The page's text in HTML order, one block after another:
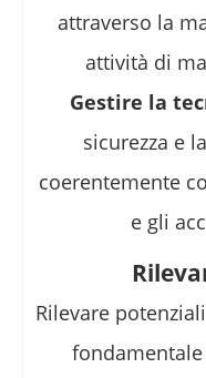
attraverso la
attività di
Gestire la
sicurezza e
coerentemente
e gli
Rilevare